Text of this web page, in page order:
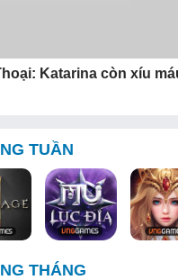
Katarina còn xíu
TUẦN
THÁNG